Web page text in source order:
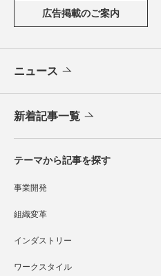
広告掲載のご案内
ニュース
新着記事一覧
テーマから記事を探す
事業開発
組織変革
インダストリー
ワークスタイル